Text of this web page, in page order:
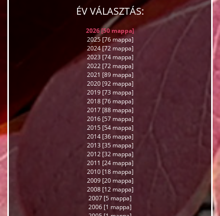
ÉV VÁLASZTÁS:
2026 [50 mappa]
2025 [76 mappa]
2024 [72 mappa]
2023 [74 mappa]
2022 [72 mappa]
2021 [89 mappa]
2020 [92 mappa]
2019 [73 mappa]
2018 [76 mappa]
2017 [88 mappa]
2016 [57 mappa]
2015 [54 mappa]
2014 [36 mappa]
2013 [35 mappa]
2012 [32 mappa]
2011 [24 mappa]
2010 [18 mappa]
2009 [20 mappa]
2008 [12 mappa]
2007 [5 mappa]
2006 [1 mappa]